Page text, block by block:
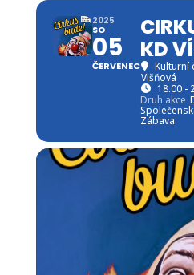
2025
SO
05
ČERVENEC
KD
Kulturní
Višňová
18.00 -
Druh akce
Zábava